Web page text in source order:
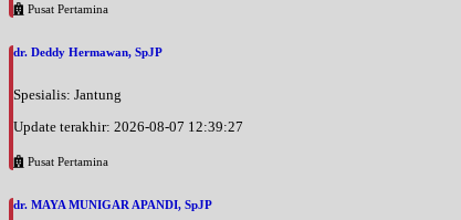
Pusat Pertamina
dr. Deddy Hermawan, SpJP
Spesialis: Jantung
Update terakhir: 2026-08-07 12:39:27
Pusat Pertamina
dr. MAYA MUNIGAR APANDI, SpJP